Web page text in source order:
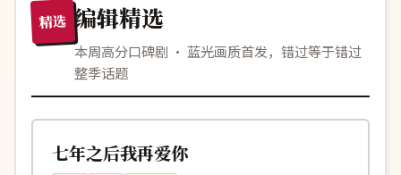
精选 编辑精选
本周高分口碑剧 · 蓝光画质首发，错过等于错过
整季话题
韩国
连载中 116分钟
七年之后我再爱你